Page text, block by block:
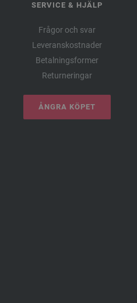
SERVICE & HJÄLP
Frågor och svar
Leveranskostnader
Betalningsformer
Returneringar
ÅNGRA KÖPET